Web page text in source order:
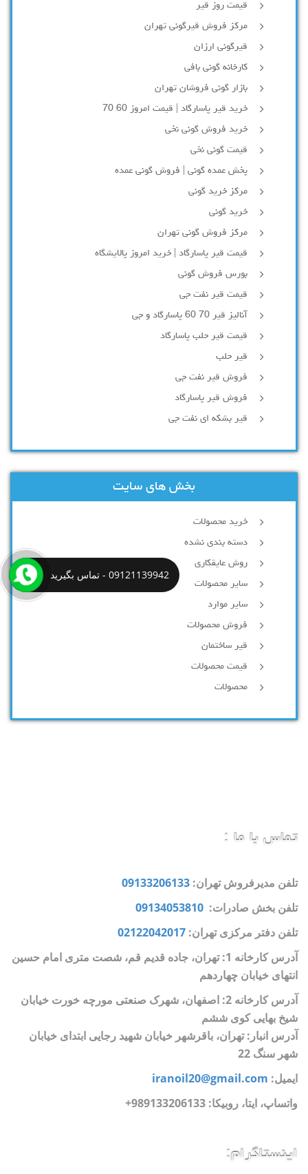
قیمت روز قیر
مرکز فروش قیرگونی تهران
قیرگونی ارزان
کارخانه گونی بافی
بازار گونی فروشان تهران
خرید قیر پاسارگاد | قیمت امروز 60 70
خرید فروش گونی نخی
قیمت گونی نخی
پخش عمده گونی | فروش گونی عمده
مرکز خرید گونی
خرید گونی
مرکز فروش گونی تهران
قیمت قیر پاسارگاد | خرید امروز پالایشگاه
بورس فروش گونی
قیمت قیر نفت جی
آنالیز قیر 70 60 پاسارگاد و جی
قیمت قیر حلب پاسارگاد
قیر حلب
فروش قیر نفت جی
فروش قیر پاسارگاد
قیر بشکه ای نفت جی
بخش های سایت
خرید محصولات
دسته بندی نشده
روش عایقکاری
سایر محصولات
سایر موارد
فروش محصولات
قیر ساختمان
قیمت محصولات
محصولات
تماس با ما :
تلفن مدیرفروش تهران: 09133206133
تلفن بخش صادرات: 09134053810
تلفن دفتر مرکزی تهران: 02122042017
آدرس کارخانه 1: تهران، جاده قدیم قم، شصت متری امام حسین
انتهای خیابان چهاردهم
آدرس کارخانه 2: اصفهان، شهرک صنعتی مورچه خورت خیابان
شیخ بهایی کوی ششم
آدرس انبار: تهران، باقرشهر خیابان شهید رجایی ابتدای خیابان
شهر سنگ 22
ایمیل: iranoil20@gmail.com
واتساپ، ایتا، روبیکا: 989133206133+
اینستاگرام:
09121139942 - تماس بگیرید